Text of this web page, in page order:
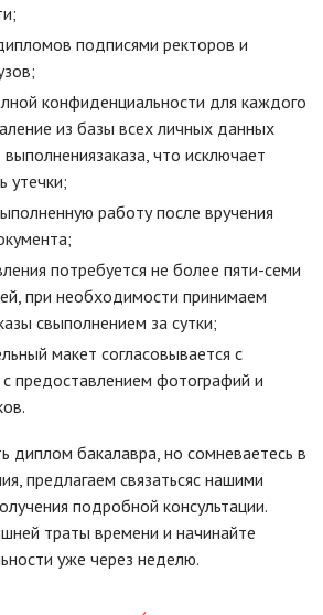
подписями ректоров и
конфиденциальности для каждого
из базы всех личных данных
выполнениязаказа, что исключает
утечки;
работу после вручения
потребуется не более пяти-семи
при необходимости принимаем
свыполнением за сутки;
макет согласовывается с
с предоставлением фотографий и
диплом бакалавра, но сомневаетесь в
предлагаем связатьсяс нашими
подробной консультации.
траты времени и начинайте
уже через неделю.